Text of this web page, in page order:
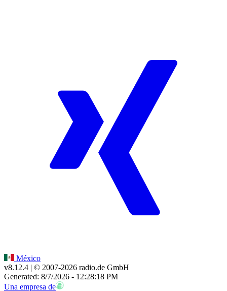
México
v8.12.4 | © 2007-2026 radio.de GmbH
Generated: 8/7/2026 - 12:28:18 PM
Una empresa de